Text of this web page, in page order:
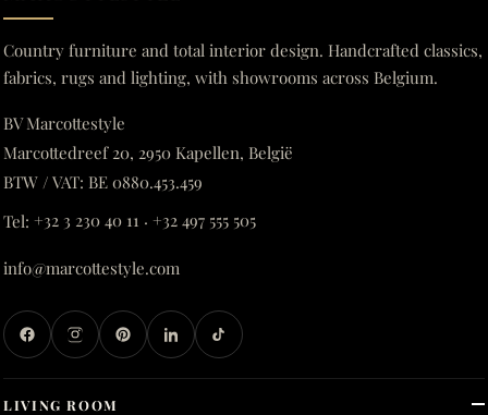
Country furniture and total interior design. Handcrafted classics,
fabrics, rugs and lighting, with showrooms across Belgium.
BV Marcottestyle
Marcottedreef 20, 2950 Kapellen, België
BTW / VAT: BE 0880.453.459
Tel: +32 3 230 40 11 · +32 497 555 505
info@marcottestyle.com
LIVING ROOM